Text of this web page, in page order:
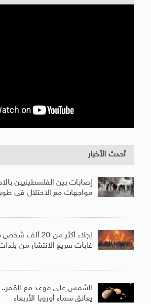
أحدث الأخبار
إصابات بين الفلسطينيين
مواجهات مع الاحتلال فى
إجلاء أكثر من 20
غابات سريع الانتشار من
الشمس على موعد مع
يعانق سماء أوروبا الأربعاء